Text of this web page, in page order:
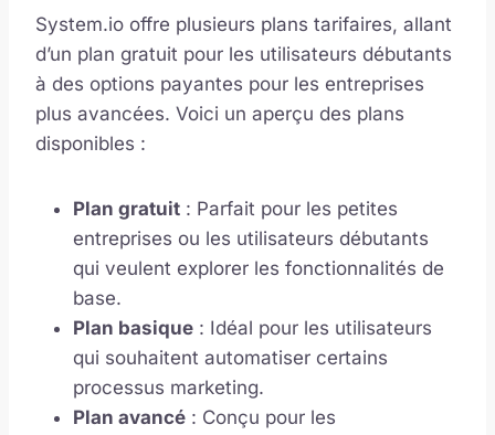
System.io offre plusieurs plans tarifaires, allant
d’un plan gratuit pour les utilisateurs débutants
à des options payantes pour les entreprises
plus avancées. Voici un aperçu des plans
disponibles :
Plan gratuit : Parfait pour les petites
entreprises ou les utilisateurs débutants
qui veulent explorer les fonctionnalités de
base.
Plan basique : Idéal pour les utilisateurs
qui souhaitent automatiser certains
processus marketing.
Plan avancé : Conçu pour les